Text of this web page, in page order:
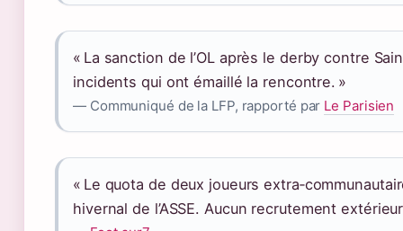
« La sanction de l’OL après le derby contre
incidents qui ont émaillé la rencontre. »
— Communiqué de la LFP, rapporté par Le Parisien
« Le quota de deux joueurs
hivernal de l’ASSE. Aucun recrutement